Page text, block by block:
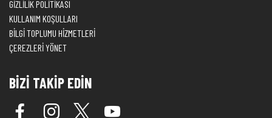
GİZLİLİK POLİTİKASI
KULLANIM KOŞULLARI
BİLGİ TOPLUMU HİZMETLERİ
ÇEREZLERİ YÖNET
BİZİ TAKİP EDİN